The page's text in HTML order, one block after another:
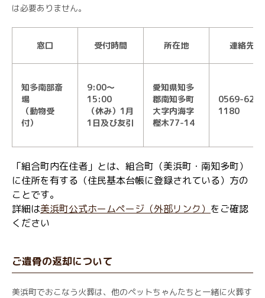
は必要ありません。
窓口 受付時間 所在地 連絡先
知多南部斎
場
（動物受
付）
9:00～
15:00
（休み）1月
1日及び友引
愛知県知多
郡南知多町
大字内海字
樫木77-14
0569-62-
1180
「組合町内在住者」とは、組合町（美浜町・南知多町）
に住所を有する（住民基本台帳に登録されている）方の
ことです。
詳細は美浜町公式ホームページ（外部リンク） をご確認
ください
ご遺骨の返却について
美浜町でおこなう火葬は、他のペットちゃんたちと一緒に火葬す